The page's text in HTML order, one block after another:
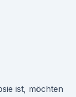
ist, möchten